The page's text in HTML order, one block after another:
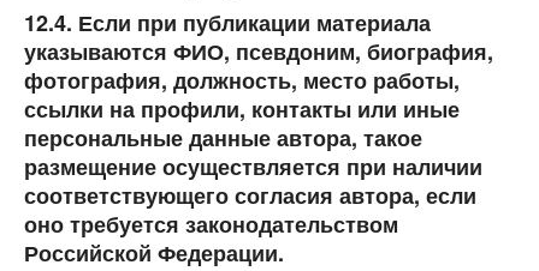
12.4. Если при публикации материала
указываются ФИО, псевдоним, биография,
фотография, должность, место работы,
ссылки на профили, контакты или иные
персональные данные автора, такое
размещение осуществляется при наличии
соответствующего согласия автора, если
оно требуется законодательством
Российской Федерации.